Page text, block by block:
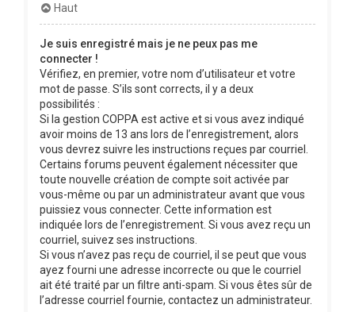
Haut
Je suis enregistré mais je ne peux pas me
connecter !
Vérifiez, en premier, votre nom d’utilisateur et votre
mot de passe. S’ils sont corrects, il y a deux
possibilités :
Si la gestion COPPA est active et si vous avez indiqué
avoir moins de 13 ans lors de l’enregistrement, alors
vous devrez suivre les instructions reçues par courriel.
Certains forums peuvent également nécessiter que
toute nouvelle création de compte soit activée par
vous-même ou par un administrateur avant que vous
puissiez vous connecter. Cette information est
indiquée lors de l’enregistrement. Si vous avez reçu un
courriel, suivez ses instructions.
Si vous n’avez pas reçu de courriel, il se peut que vous
ayez fourni une adresse incorrecte ou que le courriel
ait été traité par un filtre anti-spam. Si vous êtes sûr de
l’adresse courriel fournie, contactez un administrateur.